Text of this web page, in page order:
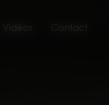
Vidéos Contact